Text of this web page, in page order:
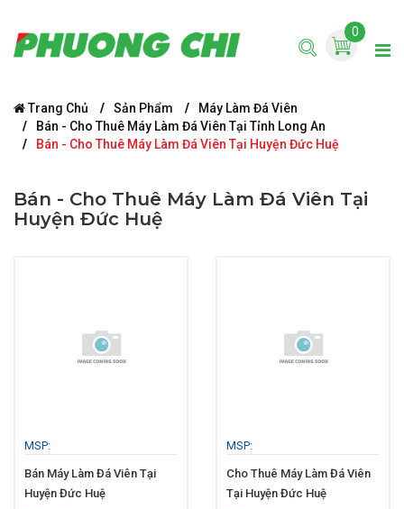
0
Trang Chủ Sản Phẩm
Máy Làm Đá Viên
Bán - Cho Thuê Máy Làm Đá Viên Tại Tỉnh Long An
Bán - Cho Thuê Máy Làm Đá Viên Tại Huyện Đức Huệ
Bán - Cho Thuê Máy Làm Đá Viên Tại
Huyện Đức Huệ
MSP:
Bán Máy Làm Đá Viên Tại
Huyện Đức Huệ
MSP:
Cho Thuê Máy Làm Đá Viên
Tại Huyện Đức Huệ